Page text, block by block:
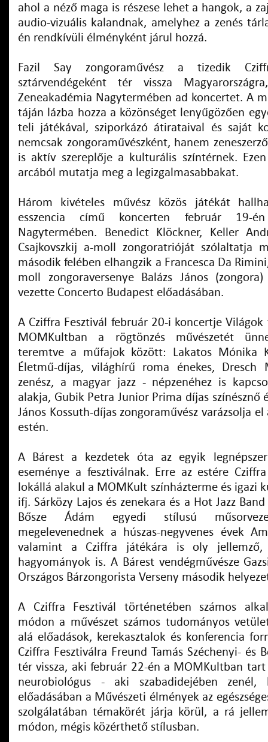
ahol a néző maga is részese lehet a hangok, a
audio-vizuális kalandnak, amelyhez a zenés
én rendkívüli élményként járul hozzá.
Fazil Say zongoraművész a tizedik
sztárvendégeként tér vissza
Zeneakadémia Nagytermében ad koncertet. A
táján lázba hozza a közönséget lenyűgözően
teli játékával, sziporkázó átirataival és saját
nemcsak zongoraművészként, hanem
is aktív szereplője a kulturális színtérnek.
arcából mutatja meg a legizgalmasabbakat.
Három kivételes művész közös játékát
esszencia című koncerten február 19-
Nagytermében. Benedict Klöckner, Keller
Csajkovszkij a-moll zongoratrióját szólaltatja
második felében elhangzik a Francesca Da
moll zongoraversenye Balázs János
vezette Concerto Budapest előadásában.
A Cziffra Fesztivál február 20-i koncertje
MOMKultban a rögtönzés művészetét
teremtve a műfajok között: Lakatos Mónika
Életmű-díjas, világhírű roma énekes, Dresch
zenész, a magyar jazz - népzenéhez is
alakja, Gubik Petra Junior Prima díjas színésznő
János Kossuth-díjas zongoraművész varázsolja el
estén.
A Bárest a kezdetek óta az egyik
eseménye a fesztiválnak. Erre az estére
lokállá alakul a MOMKult színházterme és igazi
ifj. Sárközy Lajos és zenekara és a Hot Jazz
Bősze Ádám egyedi stílusú
megelevenednek a húszas-negyvenes évek
valamint a Cziffra játékára is oly jellemző,
hagyományok is. A Bárest vendégművésze
Országos Bárzongorista Verseny második
A Cziffra Fesztivál történetében számos
módon a művészet számos tudományos
alá előadások, kerekasztalok és konferencia
Cziffra Fesztiválra Freund Tamás Széchenyi- és
tér vissza, aki február 22-én a MOMKultban
neurobiológus - aki szabadidejében
előadásában a Művészeti élmények az
szolgálatában témakörét járja körül, a rá
módon, mégis közérthető stílusban.